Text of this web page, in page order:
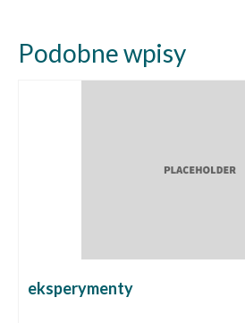
Podobne wpisy
eksperymenty